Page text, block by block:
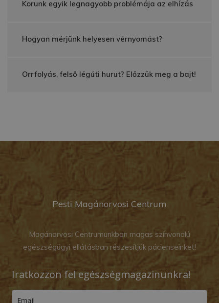
Korunk egyik legnagyobb problémája az elhízás
Hogyan mérjünk helyesen vérnyomást?
Orrfolyás, felső légúti hurut? Előzzük meg a bajt!
Pesti Magánorvosi Centrum
Magánorvosi Centrumunkban magas színvonalú
egészségügyi ellátásban részesítjük pácienseinket!
Iratkozzon fel egészségmagazinunkra!